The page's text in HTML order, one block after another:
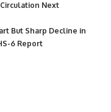
Next
But Sharp Decline in
6 Report